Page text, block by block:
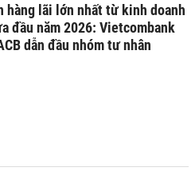
hàng lãi lớn nhất từ kinh doanh
đầu năm 2026: Vietcombank
dẫn đầu nhóm tư nhân